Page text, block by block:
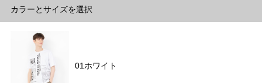
カラーとサイズを選択
01ホワイト